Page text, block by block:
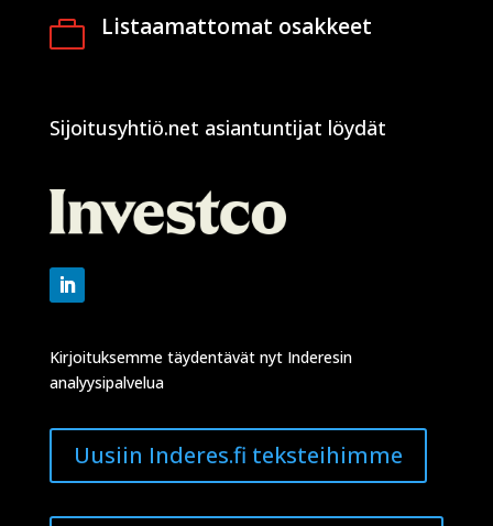
 Listaamattomat osakkeet
Sijoitusyhtiö.net asiantuntijat löydät
Kirjoituksemme täydentävät nyt Inderesin
analyysipalvelua
Uusiin Inderes.fi teksteihimme